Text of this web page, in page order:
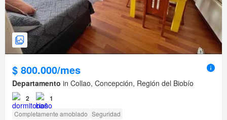
$ 800.000/mes
Departamento in Collao, Concepción, Región del Biobío
2 1
Completamente amoblado Seguridad